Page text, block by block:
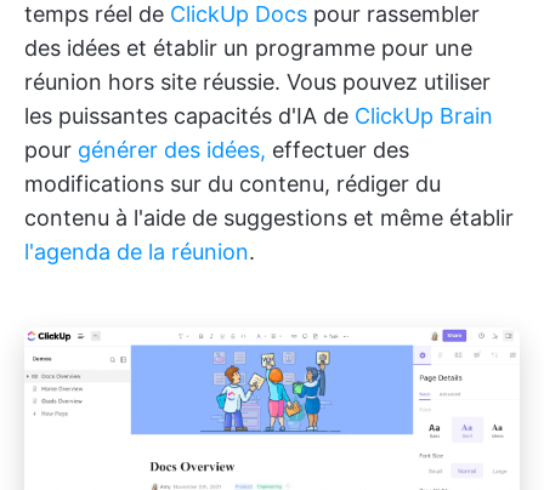
temps réel de ClickUp Docs pour rassembler
des idées et établir un programme pour une
réunion hors site réussie. Vous pouvez utiliser
les puissantes capacités d'IA de ClickUp Brain
pour générer des idées, effectuer des
modifications sur du contenu, rédiger du
contenu à l'aide de suggestions et même établir
l'agenda de la réunion.